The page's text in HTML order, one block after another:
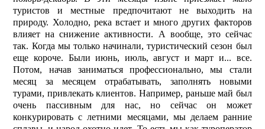
туристов и местные предпочитают не выходить на
природу. Холодно, река встает и много других факторов
влияет на снижение активности. А вообще, это сейчас
так. Когда мы только начинали, туристический сезон был
еще короче. Были июнь, июль, август и март и... все.
Потом, начав заниматься профессионально, мы стали
месяц за месяцем отрабатывать, заполнять новыми
турами, привлекать клиентов. Например, раньше май был
очень пассивным для нас, но сейчас он может
конкурировать с летними месяцами, мы делаем ранние